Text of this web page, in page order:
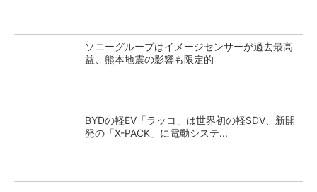
ソニーグループはイメージセンサーが過去最高
益、熊本地震の影響も限定的
BYDの軽EV「ラッコ」は世界初の軽SDV、新開
発の「X-PACK」に電動システ...